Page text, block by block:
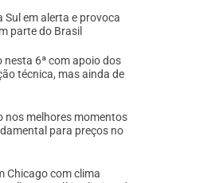
em alerta e provoca
parte do Brasil
nesta 6ª com apoio dos
técnica, mas ainda de
nos melhores momentos
para preços no
Chicago com clima